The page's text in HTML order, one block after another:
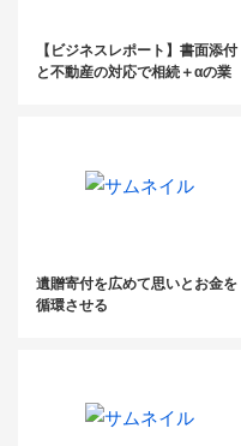
【ビジネスレポート】書面添付
と不動産の対応で相続＋αの業
遺贈寄付を広めて思いとお金を
循環させる